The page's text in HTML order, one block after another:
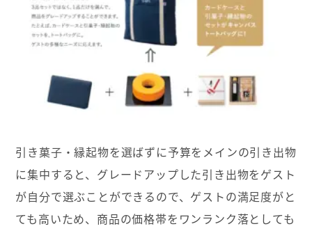
引き菓子・縁起物を選ばずに予算をメインの引き出物
に集中すると、グレードアップした引き出物をゲスト
が自分で選ぶことができるので、ゲストの満足度がと
ても高いため、商品の価格帯をワンランク落としても